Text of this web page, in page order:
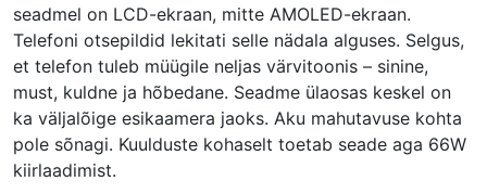
seadmel on LCD-ekraan, mitte AMOLED-ekraan.
Telefoni otsepildid lekitati selle nädala alguses. Selgus,
et telefon tuleb müügile neljas värvitoonis – sinine,
must, kuldne ja hõbedane. Seadme ülaosas keskel on
ka väljalõige esikaamera jaoks. Aku mahutavuse kohta
pole sõnagi. Kuulduste kohaselt toetab seade aga 66W
kiirlaadimist.